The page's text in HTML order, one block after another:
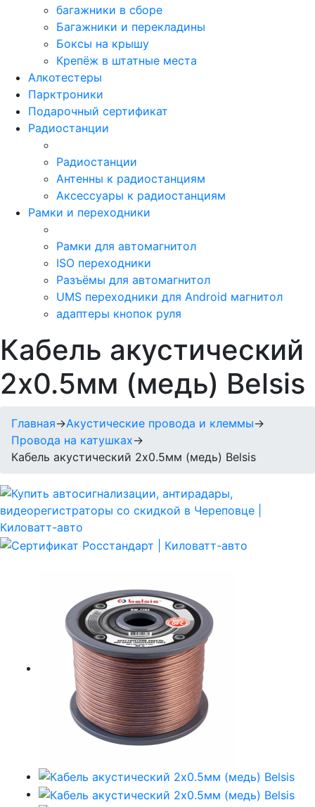
багажники в сборе
Багажники и перекладины
Боксы на крышу
Крепёж в штатные места
Алкотестеры
Парктроники
Подарочный сертификат
Радиостанции
Радиостанции
Антенны к радиостанциям
Аксессуары к радиостанциям
Рамки и переходники
Рамки для автомагнитол
ISO переходники
Разъёмы для автомагнитол
UMS переходники для Android магнитол
адаптеры кнопок руля
Кабель акустический
2х0.5мм (медь) Belsis
Главная→Акустические провода и клеммы→
Провода на катушках→
Кабель акустический 2х0.5мм (медь) Belsis